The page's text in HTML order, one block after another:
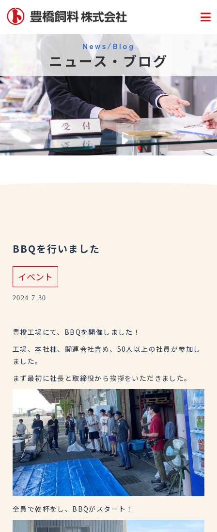
News/Blog
ニュース・ブログ
BBQを行いました
イベント
2024.7.30
豊橋工場にて、BBQを開催しました！
工場、本社棟、関連会社含め、50人以上の社員が参加し
ました。
まず最初に社長と取締役から挨拶をいただきました。
全員で乾杯をし、BBQがスタート！